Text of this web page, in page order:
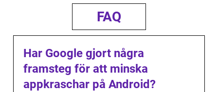
FAQ
Har Google gjort några
framsteg för att minska
appkraschar på Android?